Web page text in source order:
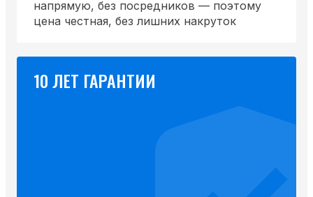
напрямую, без посредников — поэтому
цена честная, без лишних накруток
10 ЛЕТ ГАРАНТИИ